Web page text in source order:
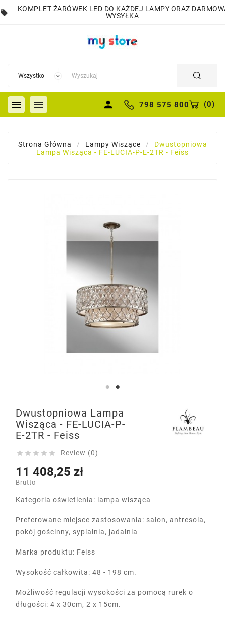
local_offer
KOMPLET ŻARÓWEK LED DO KAŻDEJ LAMPY ORAZ
WYSYŁKA
  person 798 575 800 (0)
Strona Główna Lampy Wiszące
Dwustopniowa
Lampa Wisząca - FE-LUCIA-P-E-2TR - Feiss
Dwustopniowa Lampa
Wisząca - FE-LUCIA-P-
E-2TR - Feiss
     Review (0)
11 408,25 zł
Brutto
Kategoria oświetlenia: lampa wisząca
Preferowane miejsce zastosowania: salon, antresola,
pokój gościnny, sypialnia, jadalnia
Marka produktu: Feiss
Wysokość całkowita: 48 - 198 cm.
Możliwość regulacji wysokości za pomocą rurek o
długości: 4 x 30cm, 2 x 15cm.